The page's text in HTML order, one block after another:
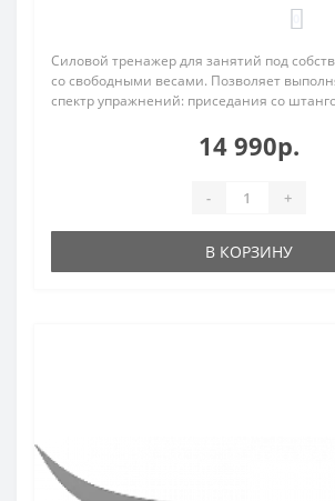
Силовой тренажер для занятий под
со свободными весами. Позволяет
спектр упражнений: приседания со
14 990р.
- +
В КОРЗИНУ